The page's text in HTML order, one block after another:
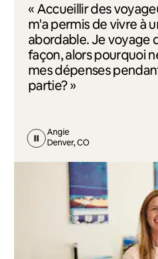
« Accueillir des
m'a permis de vivre à
abordable. Je voyage
façon, alors pourquoi
mes dépenses
partie? »
Angie
Denver, CO